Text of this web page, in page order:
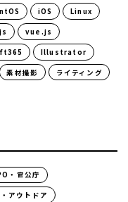
iOS Linux
vue.js
Illustrator
素材撮影 ライティング
・官公庁
アウトドア